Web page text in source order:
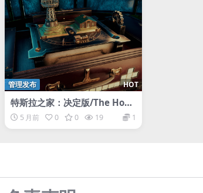
HOT
管理发布
特斯拉之家：决定版/The Hous
e of Tesla: Definitive Edition
5 月前 0 0 19 1